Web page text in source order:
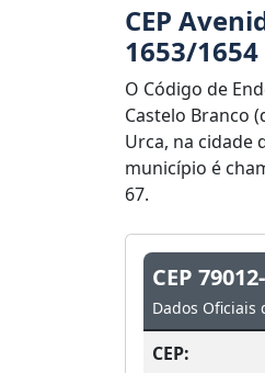
CEP
1653/1654
O Código de
Castelo Branco
Urca, na cidade
município é
67.
CEP
Dados Oficiais
CEP: